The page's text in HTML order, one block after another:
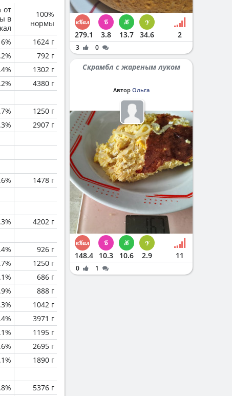
от
в
100%
нормы
6%
1624 г
792 г
1302 г
4380 г
1250 г
2907 г
1478 г
4202 г
926 г
1250 г
686 г
888 г
1042 г
3971 г
1195 г
2695 г
1890 г
5376 г
279.1 3.8 13.7 34.6 2
3 0
Скрамбл с жареным луком
Автор Ольга
148.4 10.3 10.6 2.9 11
0 1